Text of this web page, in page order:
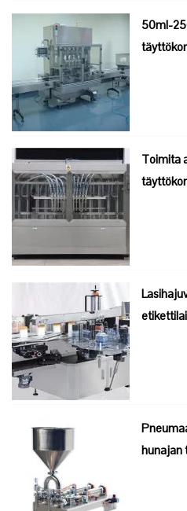
50ml-
Toimita
hunajan